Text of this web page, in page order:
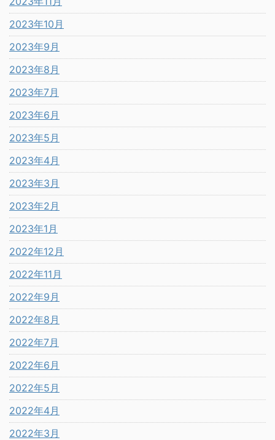
2023年10月
2023年9月
2023年8月
2023年7月
2023年6月
2023年5月
2023年4月
2023年3月
2023年2月
2023年1月
2022年12月
2022年11月
2022年9月
2022年8月
2022年7月
2022年6月
2022年5月
2022年4月
2022年3月